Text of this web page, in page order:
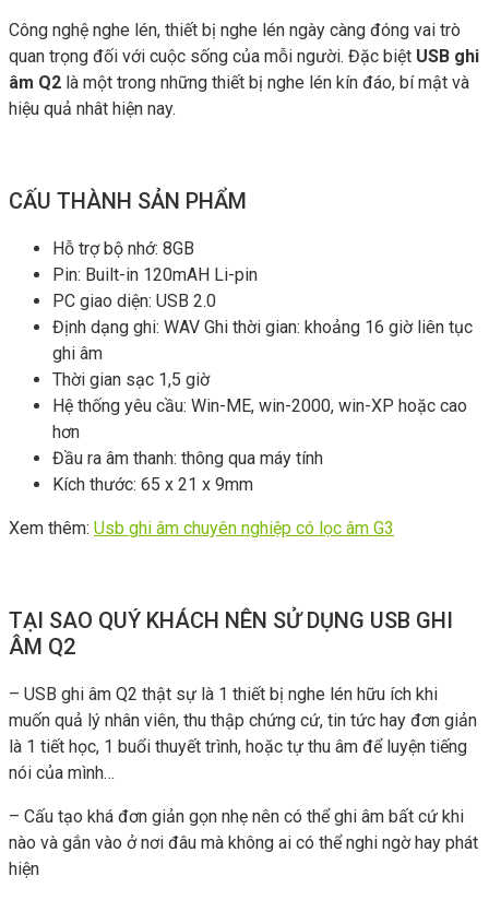
Công nghệ nghe lén, thiết bị nghe lén ngày càng đóng vai trò
quan trọng đối với cuộc sống của mỗi người. Đặc biệt USB ghi
âm Q2 là một trong những thiết bị nghe lén kín đáo, bí mật và
hiệu quả nhât hiện nay.
CẤU THÀNH SẢN PHẨM
Hỗ trợ bộ nhớ: 8GB
Pin: Built-in 120mAH Li-pin
PC giao diện: USB 2.0
Định dạng ghi: WAV Ghi thời gian: khoảng 16 giờ liên tục
ghi âm
Thời gian sạc 1,5 giờ
Hệ thống yêu cầu: Win-ME, win-2000, win-XP hoặc cao
hơn
Đầu ra âm thanh: thông qua máy tính
Kích thước: 65 x 21 x 9mm
Xem thêm: Usb ghi âm chuyên nghiệp có lọc âm G3
TẠI SAO QUÝ KHÁCH NÊN SỬ DỤNG USB GHI
ÂM Q2
– USB ghi âm Q2 thật sự là 1 thiết bị nghe lén hữu ích khi
muốn quả lý nhân viên, thu thập chứng cứ, tin tức hay đơn giản
là 1 tiết học, 1 buổi thuyết trình, hoặc tự thu âm để luyện tiếng
nói của mình…
– Cấu tạo khá đơn giản gọn nhẹ nên có thể ghi âm bất cứ khi
nào và gắn vào ở nơi đâu mà không ai có thể nghi ngờ hay phát
hiện